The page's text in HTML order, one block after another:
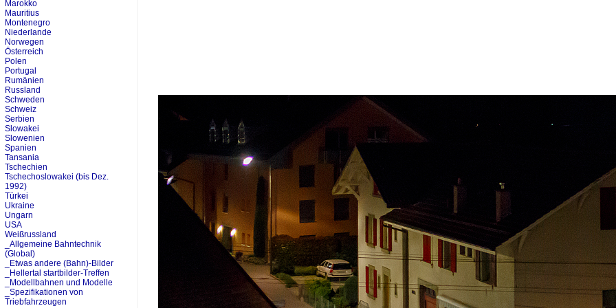
Marokko
Mauritius
Montenegro
Niederlande
Norwegen
Österreich
Polen
Portugal
Rumänien
Russland
Schweden
Schweiz
Serbien
Slowakei
Slowenien
Spanien
Tansania
Tschechien
Tschechoslowakei (bis Dez.
1992)
Türkei
Ukraine
Ungarn
USA
Weißrussland
_Allgemeine Bahntechnik
(Global)
_Etwas andere (Bahn)-Bilder
_Hellertal startbilder-Treffen
_Modellbahnen und Modelle
_Spezifikationen von
Triebfahrzeugen